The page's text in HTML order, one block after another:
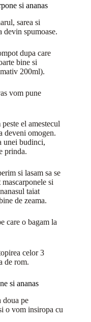
si ananas
sarea si
devin spumoase.
dupa care
bine si
200ml).
vom pune
el amestecul
deveni omogen.
unei budinci,
prinda.
si lasam sa se
mascarponele si
taiat
de zeama.
care o bagam la
celor 3
de rom.
si ananas
doua pe
o vom insiropa cu